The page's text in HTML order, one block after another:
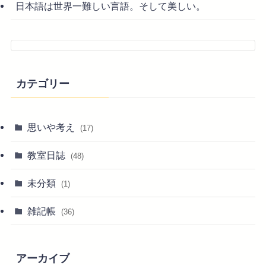
日本語は世界一難しい言語。そして美しい。
カテゴリー
思いや考え (17)
教室日誌 (48)
未分類 (1)
雑記帳 (36)
アーカイブ